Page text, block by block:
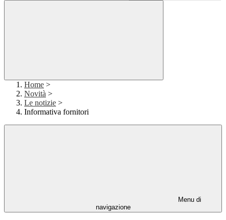
Home >
Novità >
Le notizie >
Informativa fornitori
Menu di
navigazione